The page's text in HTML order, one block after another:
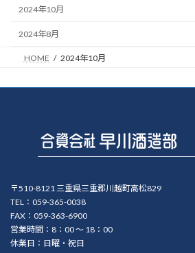
2024年10月
2024年8月
HOME 2024年10月
〒510-8121 三重県三重郡川越町高松829
TEL：059-365-0038
FAX：059-363-6900
営業時間：8：00 ～ 18：00
休業日：日曜・祝日